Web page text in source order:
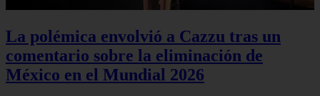
La polémica envolvió a Cazzu tras un
comentario sobre la eliminación de
México en el Mundial 2026